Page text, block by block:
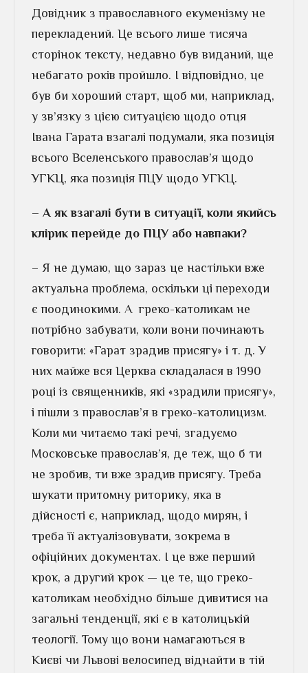
Довідник з православного екуменізму не
перекладений. Це всього лише тисяча
сторінок тексту, недавно був виданий, ще
небагато років пройшло. І відповідно, це
був би хороший старт, щоб ми, наприклад,
у зв’язку з цією ситуацією щодо отця
Івана Гарата взагалі подумали, яка позиція
всього Вселенського православ’я щодо
УГКЦ, яка позиція ПЦУ щодо УГКЦ.
– А як взагалі бути в ситуації, коли якийсь
клірик перейде до ПЦУ або навпаки?
– Я не думаю, що зараз це настільки вже
актуальна проблема, оскільки ці переходи
є поодинокими. А греко-католикам не
потрібно забувати, коли вони починають
говорити: «Гарат зрадив присягу» і т. д. У
них майже вся Церква складалася в 1990
році із священників, які «зрадили присягу»,
і пішли з православ’я в греко-католицизм.
Коли ми читаємо такі речі, згадуємо
Московське православ’я, де теж, що б ти
не зробив, ти вже зрадив присягу. Треба
шукати притомну риторику, яка в
дійсності є, наприклад, щодо мирян, і
треба її актуалізовувати, зокрема в
офіційних документах. І це вже перший
крок, а другий крок — це те, що греко-
католикам необхідно більше дивитися на
загальні тенденції, які є в католицькій
теології. Тому що вони намагаються в
Києві чи Львові велосипед віднайти в тій